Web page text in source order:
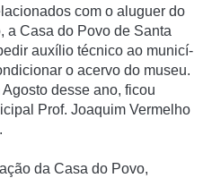
com o aluguer do
a Casa do Povo de Santa
auxí­lio técnico ao municí­
o acervo do museu.
desse ano, ficou
Prof. Joaquim Vermelho
da Casa do Povo,